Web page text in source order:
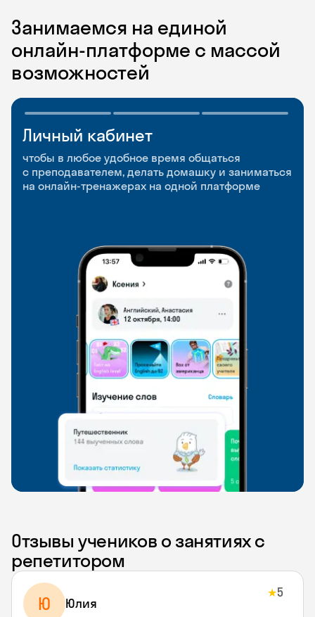
Занимаемся на единой
онлайн-платформе с массой
возможностей
Личный кабинет
чтобы в любое удобное время общаться
с преподавателем, делать домашку и заниматься
на онлайн-тренажерах на одной платформе
Мобильное
приложение
чтобы заниматься и изучать новые слова где
и когда удобно
Разговорные клубы
и Talks
Групповые занятия для разговорной практики
и индивидуальные встречи с преподавателями
Отзывы учеников о занятиях с
репетитором
Ю Юлия
★5